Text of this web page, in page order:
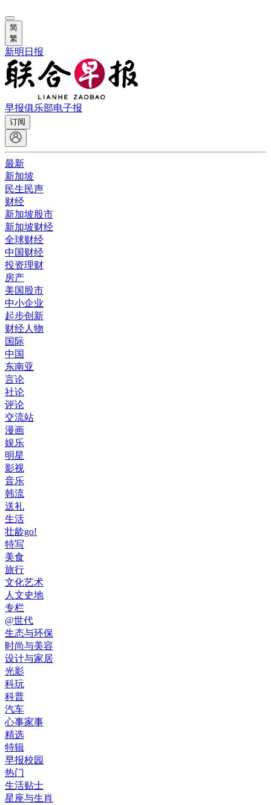
简
繁
新明日报
早报俱乐部电子报
订阅
最新
新加坡
民生民声
财经
新加坡股市
新加坡财经
全球财经
中国财经
投资理财
房产
美国股市
中小企业
起步创新
财经人物
国际
中国
东南亚
言论
社论
评论
交流站
漫画
娱乐
明星
影视
音乐
韩流
送礼
生活
壮龄go!
特写
美食
旅行
文化艺术
人文史地
专栏
@世代
生态与环保
时尚与美容
设计与家居
光影
科玩
科普
汽车
心事家事
精选
特辑
早报校园
热门
生活贴士
星座与生肖